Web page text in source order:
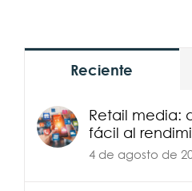
Reciente
Retail media:
fácil al
4 de agosto de